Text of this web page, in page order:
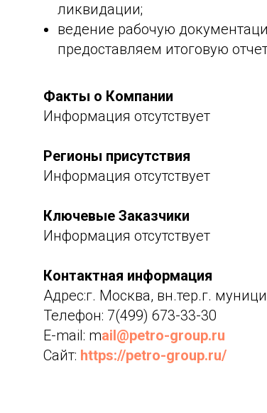
ликвидации;
ведение рабочую
предоставляем итоговую
Факты о Компании
Информация отсутствует
Регионы присутствия
Информация отсутствует
Ключевые Заказчики
Информация отсутствует
Контактная информация
Адрес:г. Москва, вн.тер.г.
Телефон: 7(499) 673-33-30
E-mail: mail@petro-group.ru
Сайт: https://petro-group.ru/